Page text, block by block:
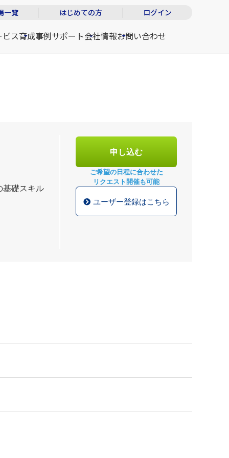
一覧 はじめての方 ログイン
ス育成事例サポート会社情報お問い合わせ
基礎スキル
申し込む
ご希望の日程に合わせた
リクエスト開催も可能
ユーザー登録はこちら